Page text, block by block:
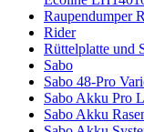
Raupendumper
Rider
Rüttelplatte und
Sabo
Sabo 48-Pro
Sabo Akku Pro
Sabo Akku